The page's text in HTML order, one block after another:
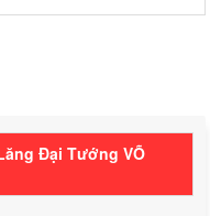
Đại Tướng VÕ